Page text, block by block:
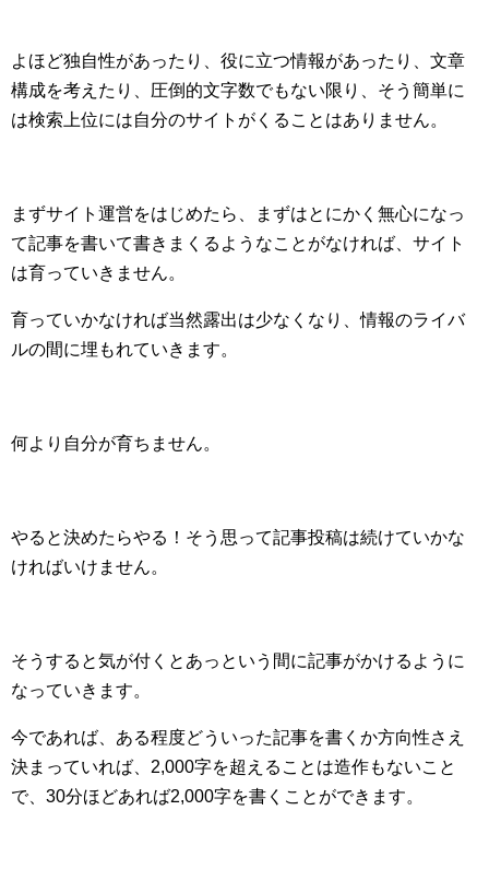
よほど独自性があったり、役に立つ情報があったり、文章
構成を考えたり、圧倒的文字数でもない限り、そう簡単に
は検索上位には自分のサイトがくることはありません。
まずサイト運営をはじめたら、まずはとにかく無心になっ
て記事を書いて書きまくるようなことがなければ、サイト
は育っていきません。
育っていかなければ当然露出は少なくなり、情報のライバ
ルの間に埋もれていきます。
何より自分が育ちません。
やると決めたらやる！そう思って記事投稿は続けていかな
ければいけません。
そうすると気が付くとあっという間に記事がかけるように
なっていきます。
今であれば、ある程度どういった記事を書くか方向性さえ
決まっていれば、2,000字を超えることは造作もないこと
で、30分ほどあれば2,000字を書くことができます。